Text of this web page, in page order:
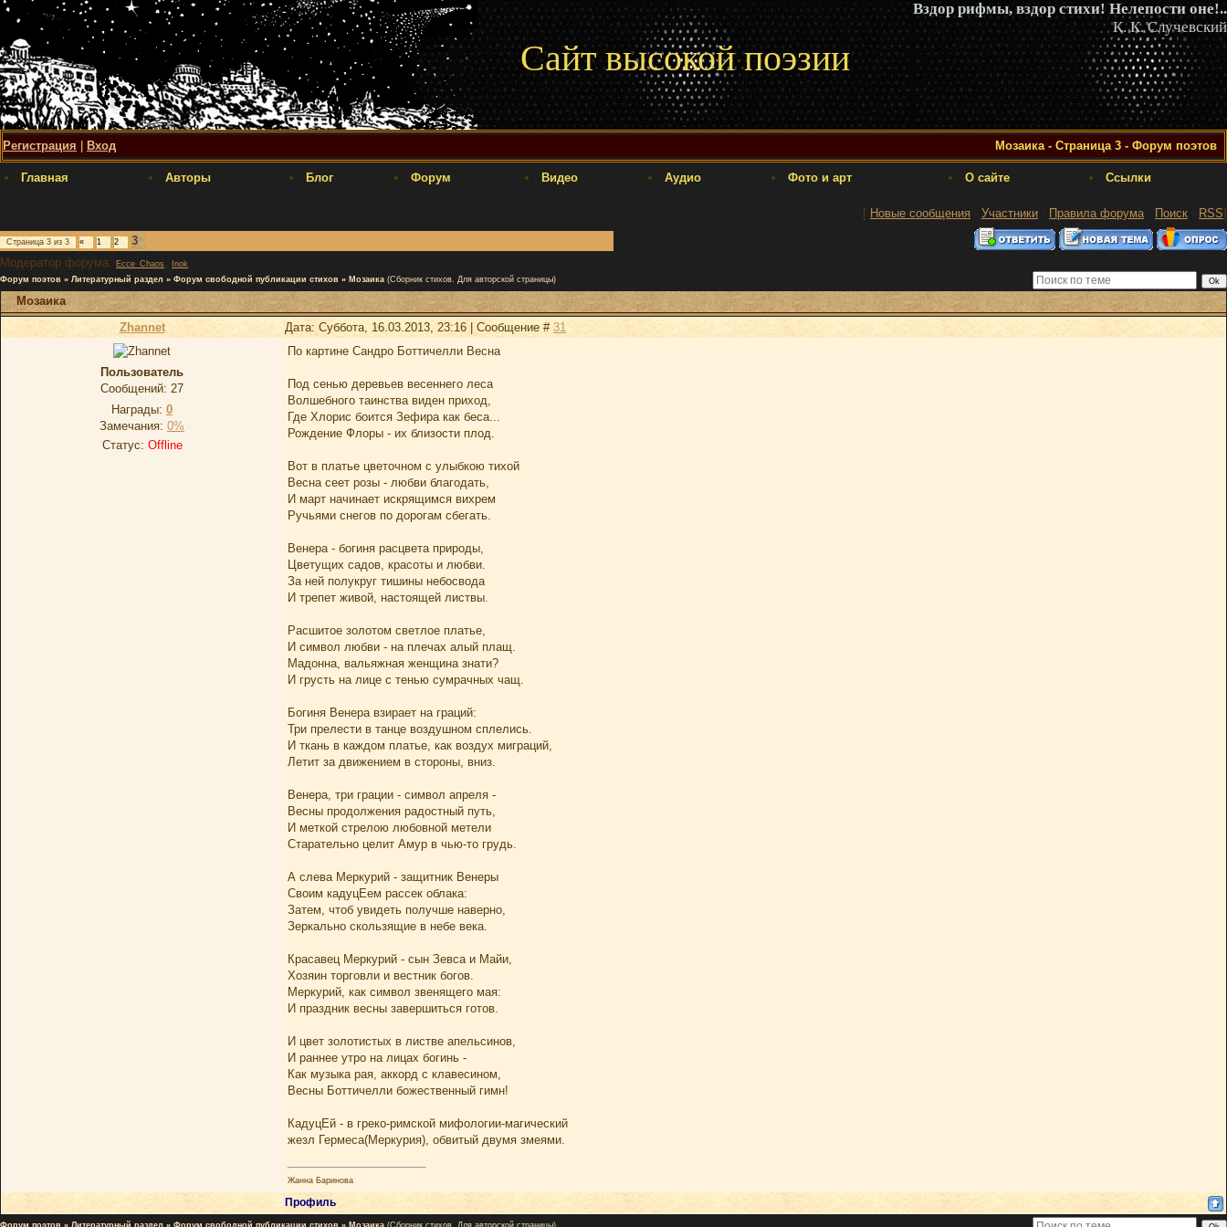
Вздор рифмы, вздор стихи! Нелепости оне!..
К. К. Случевский
Сайт высокой поэзии
Регистрация Вход Мозаика - Страница 3 - Форум поэтов
Главная Авторы Блог Форум Видео Аудио Фото и арт О сайте Ссылки
[ Новые сообщения · Участники · Правила форума· Поиск · RSS]
Страница 3 из 3 « 1 2
3
Модератор форума: Ecce_Chaos ,
Inok
Форум поэтов » Литературный раздел » Форум свободной публикации стихов » Мозаика (Сборник стихов. Для авторской страницы)
Мозаика
Zhannet
Дата: Суббота, 16.03.2013, 23:16 | Сообщение # 31
Пользователь
Сообщений: 27
Награды: 0
Замечания: 0%
Статус: Offline
По картине Сандро Боттичелли Весна
Под сенью деревьев весеннего леса
Волшебного таинства виден приход,
Где Хлорис боится Зефира как беса...
Рождение Флоры - их близости плод.
Вот в платье цветочном с улыбкою тихой
Весна сеет розы - любви благодать,
И март начинает искрящимся вихрем
Ручьями снегов по дорогам сбегать.
Венера - богиня расцвета природы,
Цветущих садов, красоты и любви.
За ней полукруг тишины небосвода
И трепет живой, настоящей листвы.
Расшитое золотом светлое платье,
И символ любви - на плечах алый плащ.
Мадонна, вальяжная женщина знати?
И грусть на лице с тенью сумрачных чащ.
Богиня Венера взирает на граций:
Три прелести в танце воздушном сплелись.
И ткань в каждом платье, как воздух миграций,
Летит за движением в стороны, вниз.
Венера, три грации - символ апреля -
Весны продолжения радостный путь,
И меткой стрелою любовной метели
Старательно целит Амур в чью-то грудь.
А слева Меркурий - защитник Венеры
Своим кадуцЕем рассек облака:
Затем, чтоб увидеть получше наверно,
Зеркально скользящие в небе века.
Красавец Меркурий - сын Зевса и Майи,
Хозяин торговли и вестник богов.
Меркурий, как символ звенящего мая:
И праздник весны завершиться готов.
И цвет золотистых в листве апельсинов,
И раннее утро на лицах богинь -
Как музыка рая, аккорд с клавесином,
Весны Боттичелли божественный гимн!
КадуцЕй - в греко-римской мифологии-магический
жезл Гермеса(Меркурия), обвитый двумя змеями.
Жанна Баринова
Профиль
Форум поэтов » Литературный раздел » Форум свободной публикации стихов » Мозаика (Сборник стихов. Для авторской страницы)